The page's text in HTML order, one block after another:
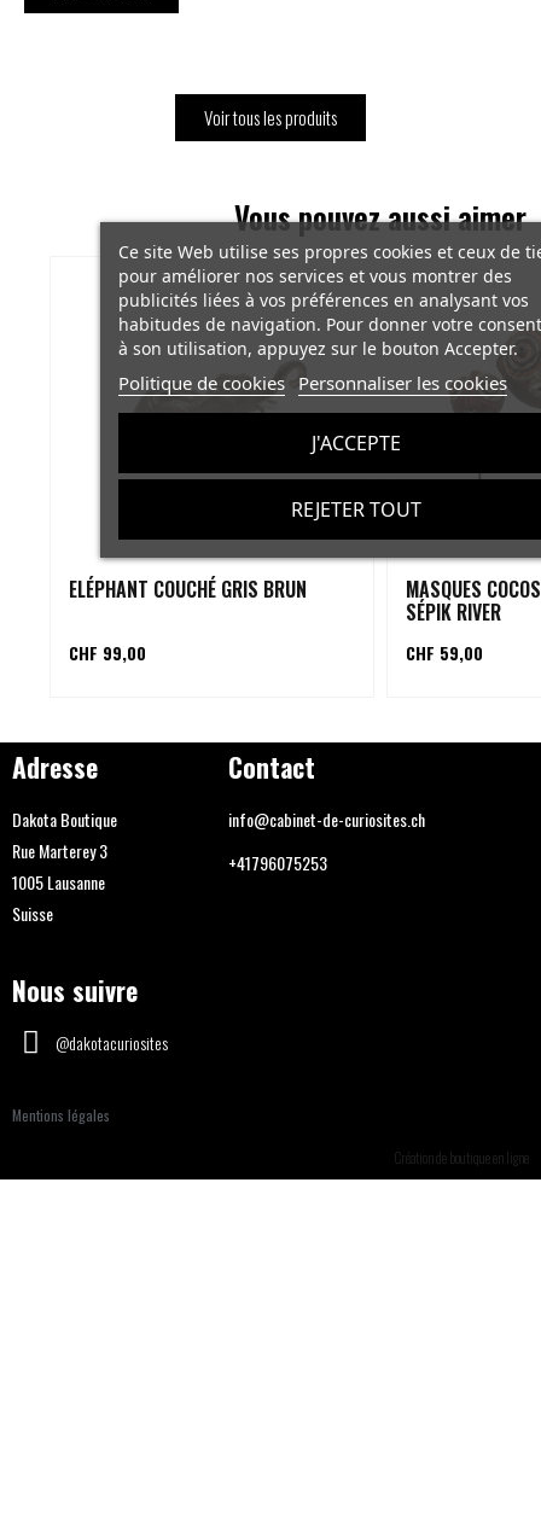
Voir tous les produits
Vous pouvez aussi aimer
ELÉPHANT COUCHÉ GRIS BRUN
CHF 99,00
MASQUES
SÉPIK RIVER
CHF 59,00
Adresse
Dakota Boutique
Rue Marterey 3
1005 Lausanne
Suisse
Contact
info@cabinet-de-curiosites.ch
+41796075253
Nous suivre
@dakotacuriosites
Mentions légales
Création de boutique en ligne
Ce site Web utilise ses propres cookies et ceux de
pour améliorer nos services et vous montrer des
publicités liées à vos préférences en analysant vos
habitudes de navigation. Pour donner votre
à son utilisation, appuyez sur le bouton Accepter.
Politique de cookies Personnaliser les cookies
REJETER TOUT
J'ACCEPTE